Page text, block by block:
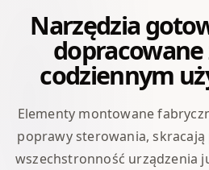
Narzędzia
dopracowane
codziennym
Elementy montowane
poprawy sterowania,
wszechstronność urządzenia